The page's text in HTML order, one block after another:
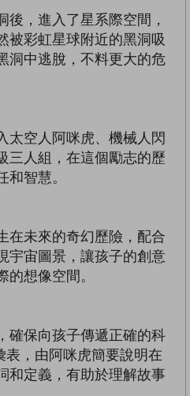
後，進入了星系際空間，
被彩虹星球附近的黑洞吸
洞中逃脫，不料更大的危
太空人阿咪虎、機械人閃
三人組，在這個勵志的歷
和智慧。
在未來的奇幻歷險，配合
宇宙圖景，讓孩子的創意
想像空間。
確保向孩子傳遞正確的科
，由阿咪虎簡要說明在
和定義，有助於理解故事